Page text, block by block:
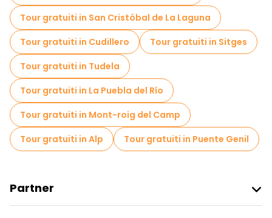
Tour gratuiti in San Cristóbal de La Laguna
Tour gratuiti in Cudillero
Tour gratuiti in Sitges
Tour gratuiti in Tudela
Tour gratuiti in La Puebla del Río
Tour gratuiti in Mont-roig del Camp
Tour gratuiti in Alp
Tour gratuiti in Puente Genil
Partner